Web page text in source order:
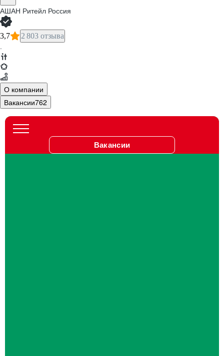
АШАН Ритейл Россия
3,7 2 803 отзыва
·
О компании
Вакансии762
Вакансии